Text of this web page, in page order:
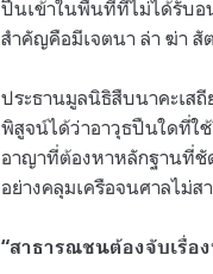
ปืนเข้าในพื้นที่ที่ไม่ได้รับอ
สำคัญคือมีเจตนา ล่า ฆ่า สั
ประธานมูลนิธิสืบนาคะเสถี
พิสูจน์ได้ว่าอาวุธปืนใดที่ใ
อาญาที่ต้องหาหลักฐานที่ชั
อย่างคลุมเครือจนศาลไม่ส
“สาธารณชนต้องจับเรื่อ